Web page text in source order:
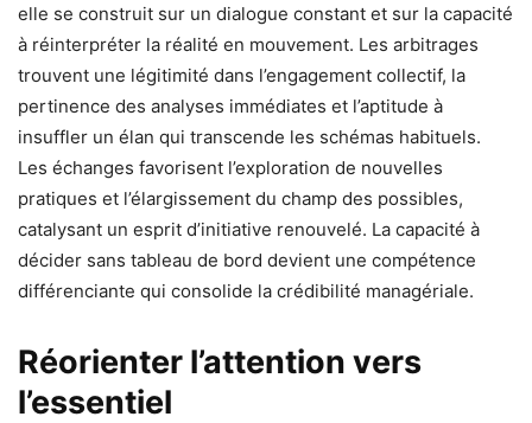
elle se construit sur un dialogue constant et sur la capacité
à réinterpréter la réalité en mouvement. Les arbitrages
trouvent une légitimité dans l’engagement collectif, la
pertinence des analyses immédiates et l’aptitude à
insuffler un élan qui transcende les schémas habituels.
Les échanges favorisent l’exploration de nouvelles
pratiques et l’élargissement du champ des possibles,
catalysant un esprit d’initiative renouvelé. La capacité à
décider sans tableau de bord devient une compétence
différenciante qui consolide la crédibilité managériale.
Réorienter l’attention vers
l’essentiel